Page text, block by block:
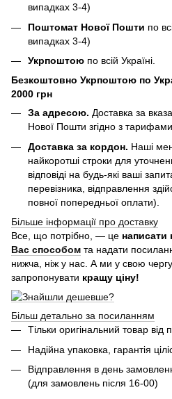
випадках 3-4)
Поштомат Нової Пошти по
випадках 3-4)
Укрпоштою по всій Україні.
Безкоштовно Укрпоштою по
2000 грн
За адресою. Доставка за
Нової Пошти згідно з
Доставка за кордон. Наші
найкоротші строки для
відповіді на будь-які ваші
перевізника, відправлення
повної попередньої оплати).
Більше інформації про доставку
Все, що потрібно, — це написати
Вас способом та надати
нижча, ніж у нас. А ми у свою
запропонувати кращу ціну!
Більш детально за посиланням
Тільки оригінальний товар від
Надійна упаковка, гарантія
Відправлення в день
(для замовлень після 16-00)